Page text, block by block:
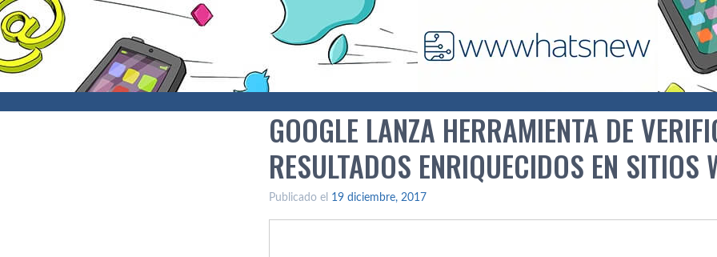
GOOGLE LANZA HERRAMIENTA DE
RESULTADOS ENRIQUECIDOS EN SITIOS
Publicado el 19 diciembre, 2017